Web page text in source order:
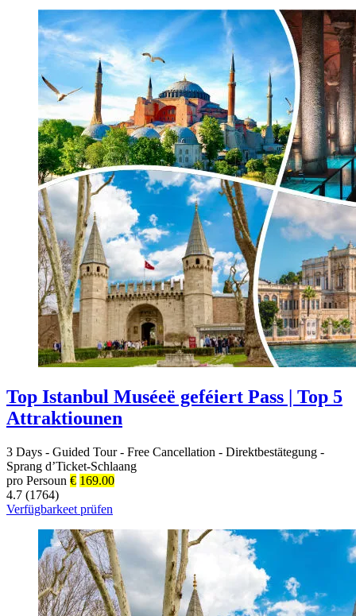
Top Istanbul Muséeë geféiert Pass | Top 5
Attraktiounen
3 Days - Guided Tour - Free Cancellation - Direktbestätegung -
Sprang d’Ticket-Schlaang
pro Persoun € 169.00
4.7 (1764)
Verfügbarkeet prüfen